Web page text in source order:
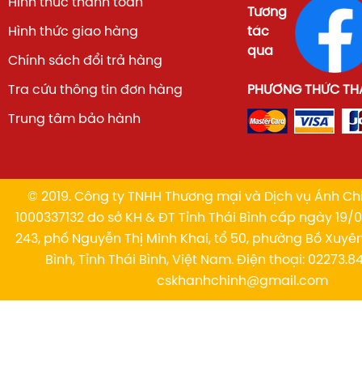
Hình thức giao hàng
Chính sách đổi trả hàng
Tra cứu thông tin đơn hàng
Trung tâm bảo hành
Tương
tác
qua
PHƯƠNG THỨC
© 2019. Công ty TNHH Thương mại và Dịch vụ Ánh
1000337132 do sở KH & ĐT Tỉnh Thái Bình cấp ngày 19/
243, phố Nguyễn Thị Minh Khai, tổ 50, phường Bồ
Bình, Tỉnh Thái Bình, Việt Nam. Điện thoại:
cskhanhchinh@gmail.com